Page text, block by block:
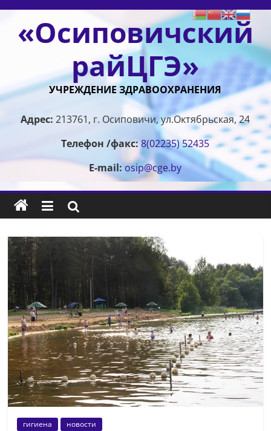
Перейти
содержимому
«Осиповичский
райЦГЭ»
УЧРЕЖДЕНИЕ ЗДРАВООХРАНЕНИЯ
Адрес: 213761, г. Осиповичи, ул.Октябрьская, 24
Телефон /факс:8(02235) 52435
E-mail: osip@cge.by
гигиена новости